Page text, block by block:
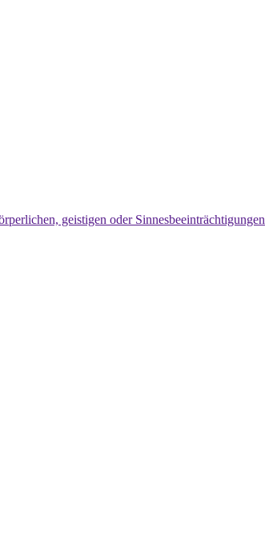
geistigen oder Sinnesbeeinträchtigungen